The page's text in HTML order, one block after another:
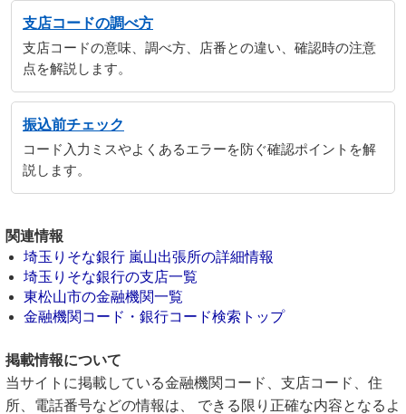
支店コードの調べ方
支店コードの意味、調べ方、店番との違い、確認時の注意
点を解説します。
振込前チェック
コード入力ミスやよくあるエラーを防ぐ確認ポイントを解
説します。
関連情報
埼玉りそな銀行 嵐山出張所の詳細情報
埼玉りそな銀行の支店一覧
東松山市の金融機関一覧
金融機関コード・銀行コード検索トップ
掲載情報について
当サイトに掲載している金融機関コード、支店コード、住
所、電話番号などの情報は、 できる限り正確な内容となるよ